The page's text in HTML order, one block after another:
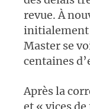
revue. À
initialement
Master se
centaines
Après la